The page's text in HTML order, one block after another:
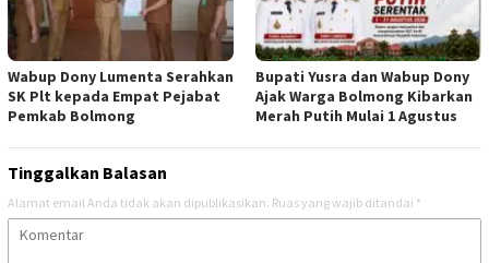
Wabup Dony Lumenta Serahkan
SK Plt kepada Empat Pejabat
Pemkab Bolmong
Bupati Yusra dan Wabup Dony
Ajak Warga Bolmong Kibarkan
Merah Putih Mulai 1 Agustus
Tinggalkan Balasan
Alamat email Anda tidak akan dipublikasikan. Ruas yang wajib ditandai *